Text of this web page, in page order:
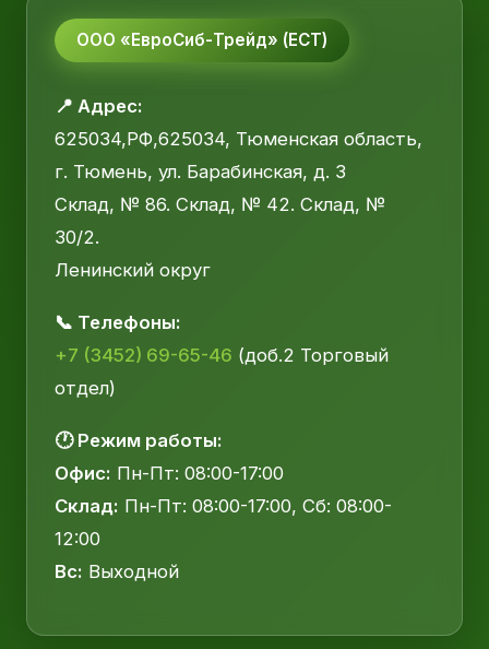
ООО «ЕвроСиб-Трейд» (ЕСТ)
📍 Адрес:
625034,РФ,625034, Тюменская область,
г. Тюмень, ул. Барабинская, д. 3
Склад, № 86. Склад, № 42. Склад, №
30/2.
Ленинский округ
📞 Телефоны:
+7 (3452) 69-65-46 (доб.2 Торговый
отдел)
🕐 Режим работы:
Офис: Пн-Пт: 08:00-17:00
Склад: Пн-Пт: 08:00-17:00, Сб: 08:00-
12:00
Вс: Выходной